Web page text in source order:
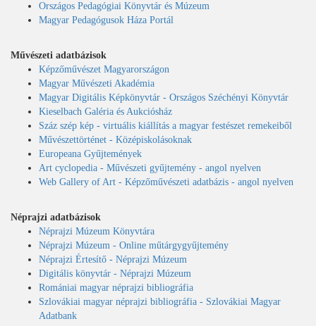
Országos Pedagógiai Könyvtár és Múzeum
Magyar Pedagógusok Háza Portál
Művészeti adatbázisok
Képzőművészet Magyarországon
Magyar Művészeti Akadémia
Magyar Digitális Képkönyvtár - Országos Széchényi Könyvtár
Kieselbach Galéria és Aukciósház
Száz szép kép - virtuális kiállítás a magyar festészet remekeiből
Művészettörténet - Középiskolásoknak
Europeana Gyűjtemények
Art cyclopedia - Művészeti gyűjtemény - angol nyelven
Web Gallery of Art - Képzőművészeti adatbázis - angol nyelven
Néprajzi adatbázisok
Néprajzi Múzeum Könyvtára
Néprajzi Múzeum - Online műtárgygyűjtemény
Néprajzi Értesítő - Néprajzi Múzeum
Digitális könyvtár - Néprajzi Múzeum
Romániai magyar néprajzi bibliográfia
Szlovákiai magyar néprajzi bibliográfia - Szlovákiai Magyar
Adatbank